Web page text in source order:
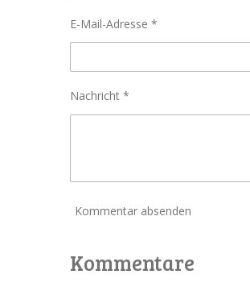
E-Mail-Adresse *
Nachricht *
Kommentar absenden
Kommentare